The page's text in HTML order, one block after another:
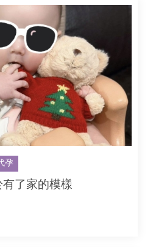
孕
有了家的模樣